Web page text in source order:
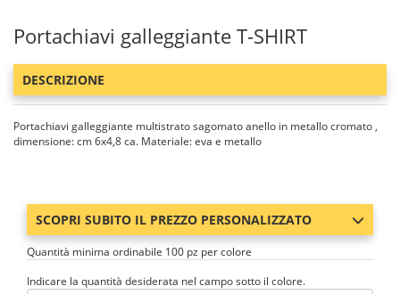
Portachiavi galleggiante T-SHIRT
DESCRIZIONE
Portachiavi galleggiante multistrato sagomato anello in metallo cromato ,
dimensione: cm 6x4,8 ca. Materiale: eva e metallo
SCOPRI SUBITO IL PREZZO PERSONALIZZATO
Quantità minima ordinabile 100 pz per colore
Indicare la quantità desiderata nel campo sotto il colore.